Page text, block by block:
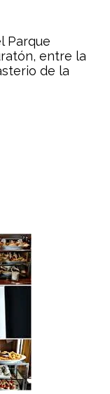
Parque
entre la
de la